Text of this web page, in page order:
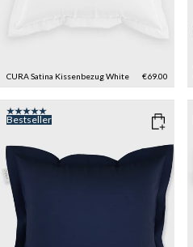
CURA Satina KissenbezugWhite €69.00
Bestseller